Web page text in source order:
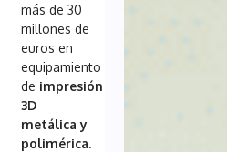
más de 30
millones de
euros en
equipamiento
de impresión
3D
metálica y
polimérica.